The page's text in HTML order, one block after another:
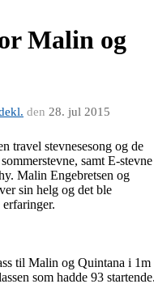
Malin og
den 28. jul 2015
travel stevnesesong og de
samt E-stevne
Malin Engebretsen og
sin helg og det ble
til Malin og Quintana i 1m
som hadde 93